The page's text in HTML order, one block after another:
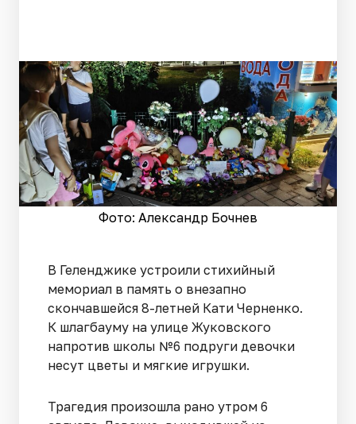
Фото: Александр Бочнев
В Геленджике устроили стихийный
мемориал в память о внезапно
скончавшейся 8-летней Кати Черненко.
К шлагбауму на улице Жуковского
напротив школы №6 подруги девочки
несут цветы и мягкие игрушки.
Трагедия произошла рано утром 6